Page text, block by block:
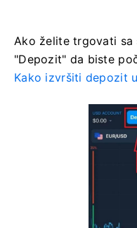
Ako želite trgovati sa
"Depozit" da biste
Kako izvršiti depozit